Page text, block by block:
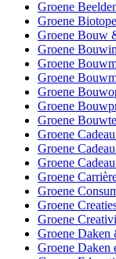
Groene
Groene
Groene Bouw
Groene
Groene
Groene
Groene
Groene
Groene
Groene
Groene
Groene
Groene
Groene
Groene
Groene
Groene Daken
Groene Daken